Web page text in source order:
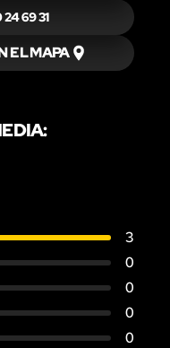
69 31
EL MAPA
3
0
0
0
0